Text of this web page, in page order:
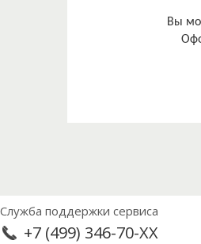
Вы
Служба поддержки сервиса
+7 (499) 346-70-XX